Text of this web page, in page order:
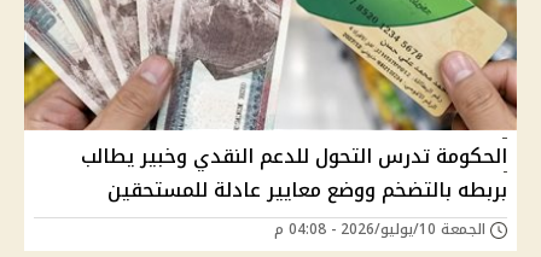
الحكومة تدرس التحول للدعم النقدي وخبير يطالب
بربطه بالتضخم ووضع معايير عادلة للمستحقين
الجمعة 10/يوليو/2026 - 04:08 م